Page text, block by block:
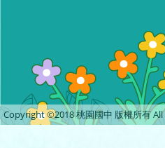
Copyright ©2018 桃園國中 版權所有